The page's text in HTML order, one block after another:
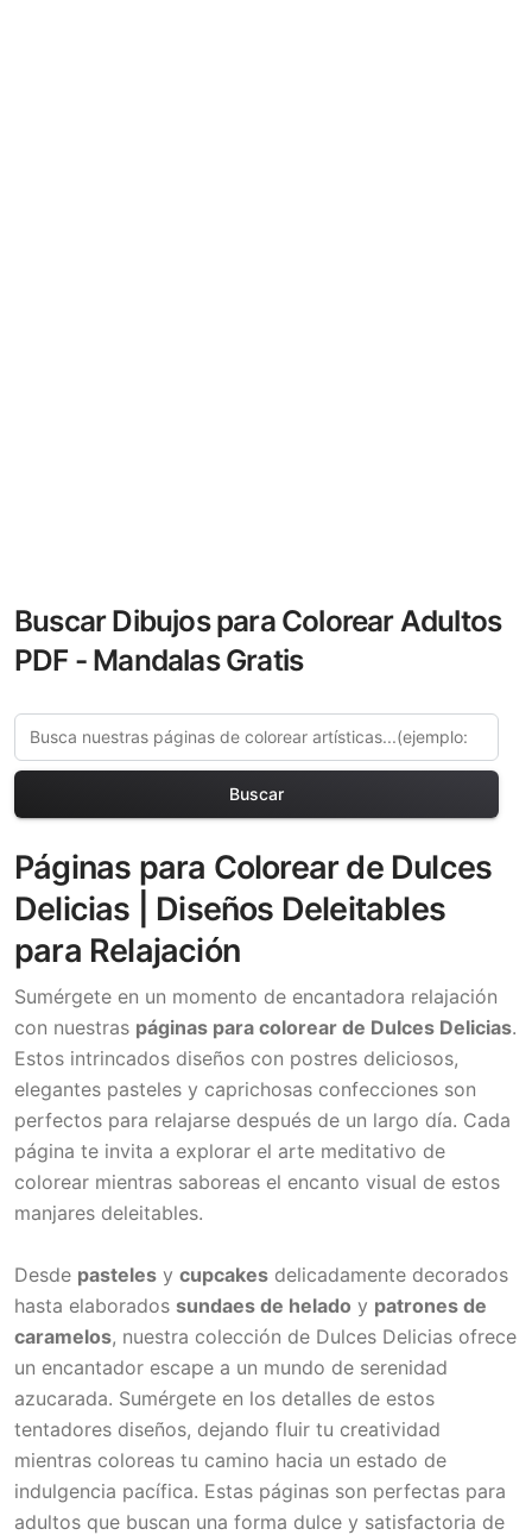
Buscar Dibujos para Colorear Adultos
PDF - Mandalas Gratis
Buscar
Páginas para Colorear de Dulces
Delicias | Diseños Deleitables
para Relajación
Sumérgete en un momento de encantadora relajación
con nuestras páginas para colorear de Dulces Delicias.
Estos intrincados diseños con postres deliciosos,
elegantes pasteles y caprichosas confecciones son
perfectos para relajarse después de un largo día. Cada
página te invita a explorar el arte meditativo de
colorear mientras saboreas el encanto visual de estos
manjares deleitables.
Desde pasteles y cupcakes delicadamente decorados
hasta elaborados sundaes de helado y patrones de
caramelos, nuestra colección de Dulces Delicias ofrece
un encantador escape a un mundo de serenidad
azucarada. Sumérgete en los detalles de estos
tentadores diseños, dejando fluir tu creatividad
mientras coloreas tu camino hacia un estado de
indulgencia pacífica. Estas páginas son perfectas para
adultos que buscan una forma dulce y satisfactoria de